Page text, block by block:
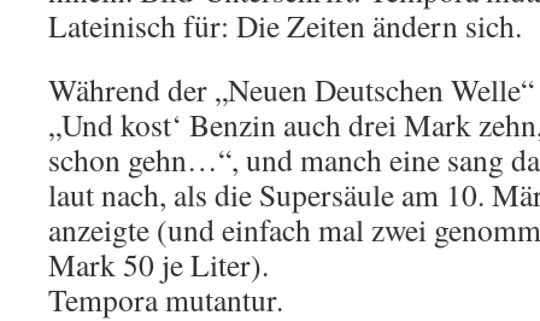
Lateinisch für: Die Zeiten ändern sich.
Während der „Neuen Deutschen
„Und kost‘ Benzin auch drei Mark
schon gehn…“, und manch eine sang
laut nach, als die Supersäule am 10.
anzeigte (und einfach mal zwei
Mark 50 je Liter).
Tempora mutantur.